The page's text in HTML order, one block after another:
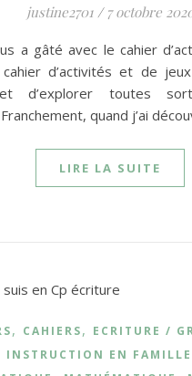
justine2701 / 7 octobre
d’activités et de
d’explorer toutes
quand j’ai
LIRE LA SUITE
, CAHIERS, ECRITURE /
INSTRUCTION EN FAMILLE